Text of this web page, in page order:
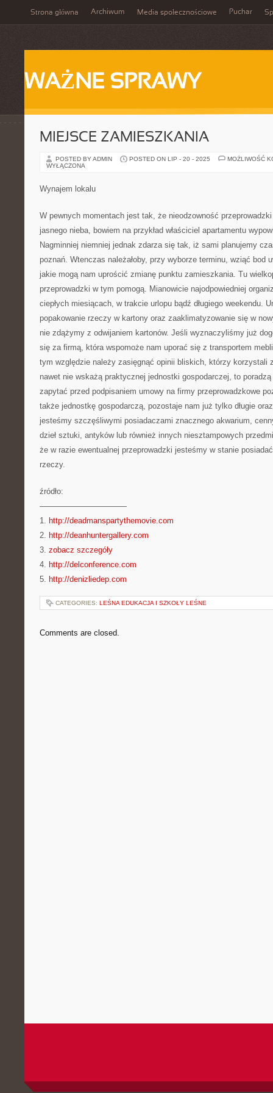
Strona główna Archiwum Media społecznościowe Puchar
WAŻNE SPRAWY
MIEJSCE ZAMIESZKANIA
POSTED BY ADMIN POSTED ON LIP - 20 - 2025
MOŻLIWOŚĆ
WYŁĄCZONA
Wynajem lokalu
W pewnych momentach jest tak, że nieodzowność
jasnego nieba, bowiem na przykład właściciel apartamentu
Nagminniej niemniej jednak zdarza się tak, iż sami planujemy
poznań. Wtenczas należałoby, przy wyborze terminu, wziąć bod
jakie mogą nam uprościć zmianę punktu zamieszkania. Tu
przeprowadzki w tym pomogą. Mianowicie najodpowiedniej
ciepłych miesiącach, w trakcie urlopu bądź długiego weekendu.
popakowanie rzeczy w kartony oraz zaaklimatyzowanie się w
nie zdążymy z odwijaniem kartonów. Jeśli wyznaczyliśmy już
się za firmą, która wspomoże nam uporać się z transportem
tym względzie należy zasięgnąć opinii bliskich, którzy korzystali
nawet nie wskażą praktycznej jednostki gospodarczej, to
zapytać przed podpisaniem umowy na firmy przeprowadzkowe
także jednostkę gospodarczą, pozostaje nam już tylko długie
jesteśmy szczęśliwymi posiadaczami znacznego akwarium,
dzieł sztuki, antyków lub również innych niesztampowych
że w razie ewentualnej przeprowadzki jesteśmy w stanie
rzeczy.
źródło:
———————————
1. http://deadmanspartythemovie.com
2. http://deanhuntergallery.com
3. zobacz szczegóły
4. http://delconference.com
5. http://denizliedep.com
CATEGORIES: LEŚNA EDUKACJA I SZKOŁY LEŚNE
Comments are closed.